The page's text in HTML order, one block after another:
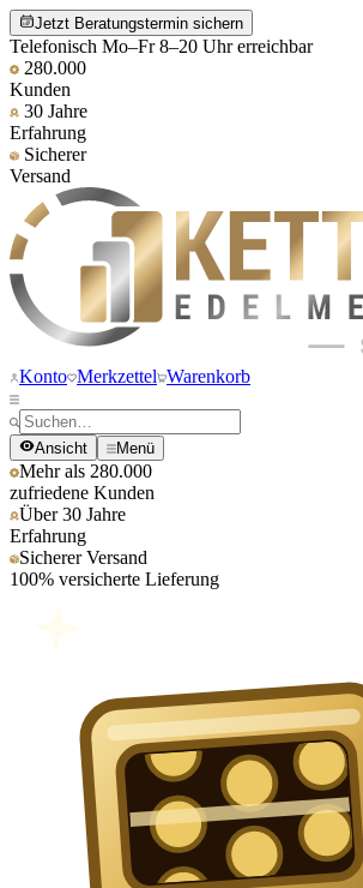
Jetzt Beratungstermin sichern
Telefonisch Mo–Fr 8–20 Uhr erreichbar
280.000
Kunden
30 Jahre
Erfahrung
Sicherer
Versand
Konto Merkzettel Warenkorb
Ansicht Menü
Mehr als 280.000
zufriedene Kunden
Über 30 Jahre
Erfahrung
Sicherer Versand
100% versicherte Lieferung